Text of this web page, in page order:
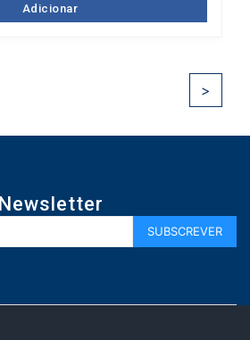
Adicionar
>
Newsletter